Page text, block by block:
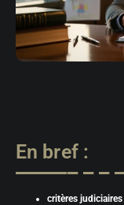
En bref :
critères judiciaires